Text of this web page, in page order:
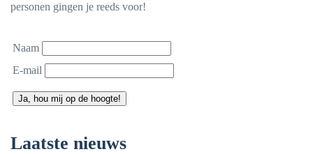
personen gingen je reeds voor!
Naam
E-mail
Ja, hou mij op de hoogte!
Laatste nieuws